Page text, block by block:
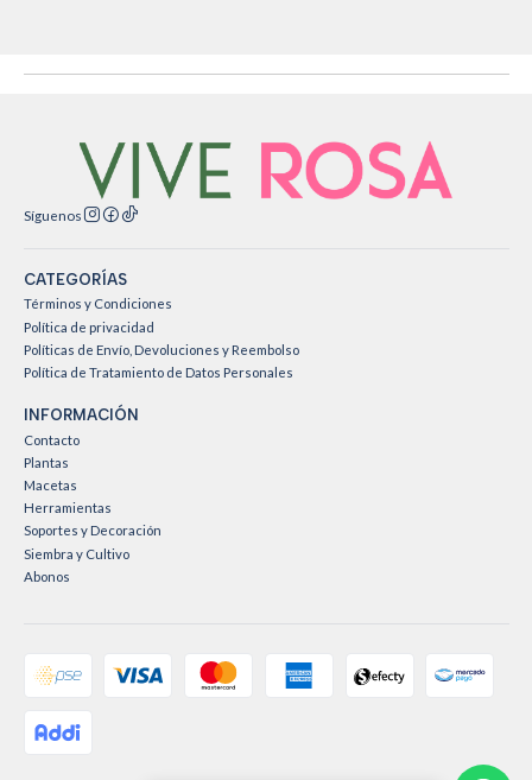
Síguenos
CATEGORÍAS
Términos y Condiciones
Política de privacidad
Políticas de Envío, Devoluciones y Reembolso
Política de Tratamiento de Datos Personales
INFORMACIÓN
Contacto
Plantas
Macetas
Herramientas
Soportes y Decoración
Siembra y Cultivo
Abonos